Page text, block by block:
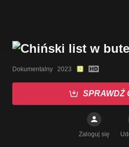
Dokumentalny   2023
SPRAWDŹ
Zaloguj się